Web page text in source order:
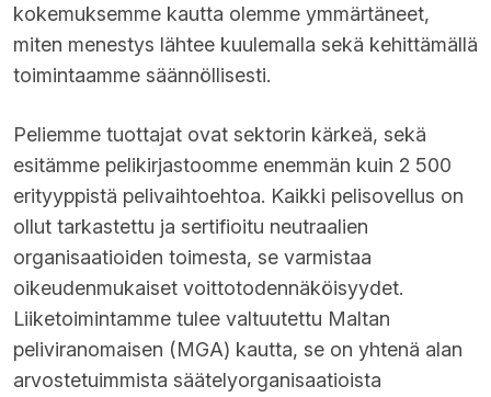
kokemuksemme kautta olemme ymmärtäneet,
miten menestys lähtee kuulemalla sekä kehittämällä
toimintaamme säännöllisesti.
Peliemme tuottajat ovat sektorin kärkeä, sekä
esitämme pelikirjastoomme enemmän kuin 2 500
erityyppistä pelivaihtoehtoa. Kaikki pelisovellus on
ollut tarkastettu ja sertifioitu neutraalien
organisaatioiden toimesta, se varmistaa
oikeudenmukaiset voittotodennäköisyydet.
Liiketoimintamme tulee valtuutettu Maltan
peliviranomaisen (MGA) kautta, se on yhtenä alan
arvostetuimmista säätelyorganisaatioista